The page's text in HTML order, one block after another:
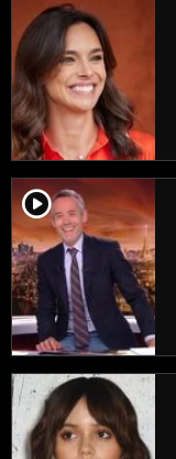
player2